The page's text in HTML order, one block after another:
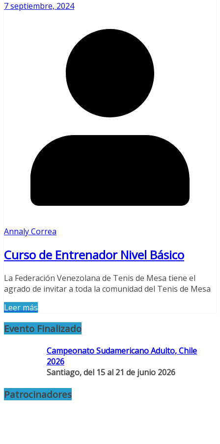
7 septiembre, 2024
Annaly Correa
Curso de Entrenador Nivel Básico
La Federación Venezolana de Tenis de Mesa tiene el
agrado de invitar a toda la comunidad del Tenis de Mesa
Leer más
Evento Finalizado
Campeonato Sudamericano Adulto, Chile
2026
Santiago, del 15 al 21 de junio 2026
Patrocinadores